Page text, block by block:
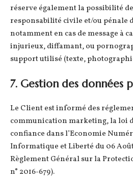
réserve également la possibilité
responsabilité civile et/ou pénale
notamment en cas de message à
injurieux, diffamant, ou
support utilisé (texte,
7. Gestion des données
Le Client est informé des
communication marketing, la loi
confiance dans l’Economie
Informatique et Liberté du 06
Règlement Général sur la
n° 2016-679).